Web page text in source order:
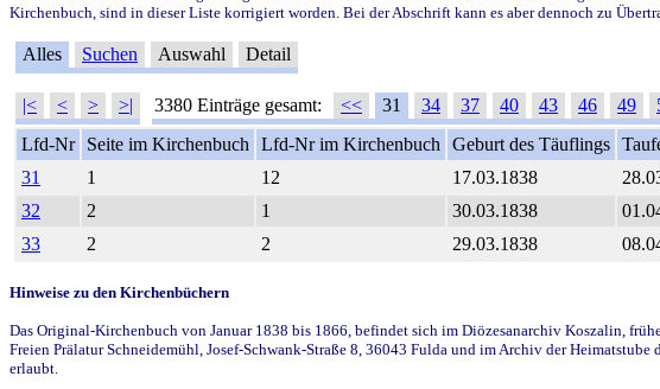
Kirchenbuch, sind in dieser Liste korrigiert worden. Bei der Abschrift kann es aber dennoch zu
Alles Suchen Auswahl Detail
|< < > >| 3380 Einträge gesamt: << 31 34 37 40 43 46 49
Lfd-Nr
Seite im Kirchenbuch Lfd-Nr im Kirchenbuch Geburt des Täuflings
31
1 12 17.03.1838
32
2 1 30.03.1838
33
2 2 29.03.1838
Hinweise zu den Kirchenbüchern
Das Original-Kirchenbuch von Januar 1838 bis 1866, befindet sich im Diözesanarchiv Koszalin,
Freien Prälatur Schneidemühl, Josef-Schwank-Straße 8, 36043 Fulda und im Archiv der
erlaubt.